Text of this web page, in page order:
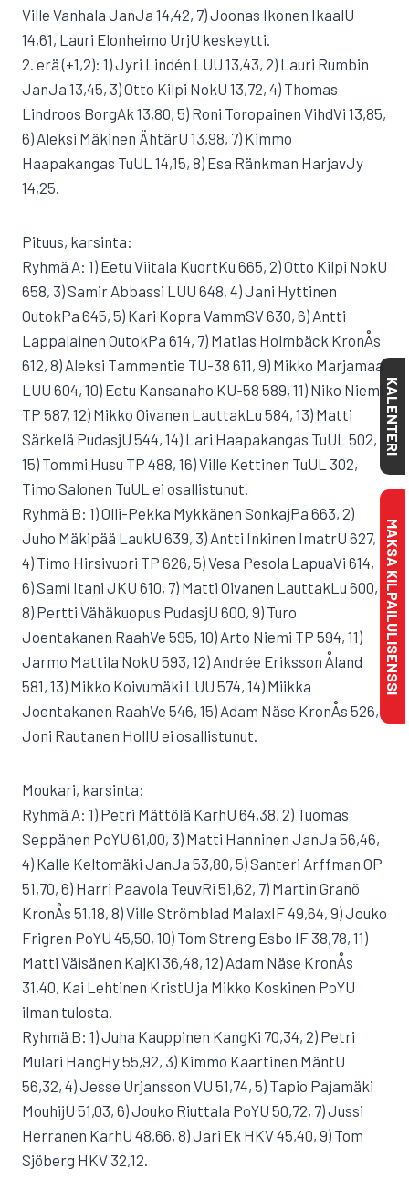
Ville Vanhala JanJa 14,42, 7) Joonas Ikonen IkaalU
14,61, Lauri Elonheimo UrjU keskeytti.
2. erä (+1,2): 1) Jyri Lindén LUU 13,43, 2) Lauri Rumbin
JanJa 13,45, 3) Otto Kilpi NokU 13,72, 4) Thomas
Lindroos BorgAk 13,80, 5) Roni Toropainen VihdVi 13,85,
6) Aleksi Mäkinen ÄhtärU 13,98, 7) Kimmo
Haapakangas TuUL 14,15, 8) Esa Ränkman HarjavJy
14,25.
Pituus, karsinta:
Ryhmä A: 1) Eetu Viitala KuortKu 665, 2) Otto Kilpi NokU
658, 3) Samir Abbassi LUU 648, 4) Jani Hyttinen
OutokPa 645, 5) Kari Kopra VammSV 630, 6) Antti
Lappalainen OutokPa 614, 7) Matias Holmbäck KronÅs
612, 8) Aleksi Tammentie TU-38 611, 9) Mikko Marjamaa
LUU 604, 10) Eetu Kansanaho KU-58 589, 11) Niko Niemi
TP 587, 12) Mikko Oivanen LauttakLu 584, 13) Matti
Särkelä PudasjU 544, 14) Lari Haapakangas TuUL 502,
15) Tommi Husu TP 488, 16) Ville Kettinen TuUL 302,
Timo Salonen TuUL ei osallistunut.
Ryhmä B: 1) Olli-Pekka Mykkänen SonkajPa 663, 2)
Juho Mäkipää LaukU 639, 3) Antti Inkinen ImatrU 627,
4) Timo Hirsivuori TP 626, 5) Vesa Pesola LapuaVi 614,
6) Sami Itani JKU 610, 7) Matti Oivanen LauttakLu 600,
8) Pertti Vähäkuopus PudasjU 600, 9) Turo
Joentakanen RaahVe 595, 10) Arto Niemi TP 594, 11)
Jarmo Mattila NokU 593, 12) Andrée Eriksson Åland
581, 13) Mikko Koivumäki LUU 574, 14) Miikka
Joentakanen RaahVe 546, 15) Adam Näse KronÅs 526,
Joni Rautanen HollU ei osallistunut.
Moukari, karsinta:
Ryhmä A: 1) Petri Mättölä KarhU 64,38, 2) Tuomas
Seppänen PoYU 61,00, 3) Matti Hanninen JanJa 56,46,
4) Kalle Keltomäki JanJa 53,80, 5) Santeri Arffman OP
51,70, 6) Harri Paavola TeuvRi 51,62, 7) Martin Granö
KronÅs 51,18, 8) Ville Strömblad MalaxIF 49,64, 9) Jouko
Frigren PoYU 45,50, 10) Tom Streng Esbo IF 38,78, 11)
Matti Väisänen KajKi 36,48, 12) Adam Näse KronÅs
31,40, Kai Lehtinen KristU ja Mikko Koskinen PoYU
ilman tulosta.
Ryhmä B: 1) Juha Kauppinen KangKi 70,34, 2) Petri
Mulari HangHy 55,92, 3) Kimmo Kaartinen MäntU
56,32, 4) Jesse Urjansson VU 51,74, 5) Tapio Pajamäki
MouhijU 51,03, 6) Jouko Riuttala PoYU 50,72, 7) Jussi
Herranen KarhU 48,66, 8) Jari Ek HKV 45,40, 9) Tom
Sjöberg HKV 32,12.
KALENTERI
MAKSA KILPAILULISENSSI